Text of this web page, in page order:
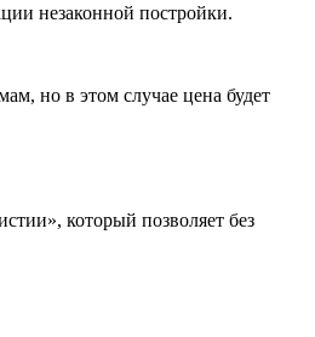
незаконной постройки.
но в этом случае цена будет
который позволяет без